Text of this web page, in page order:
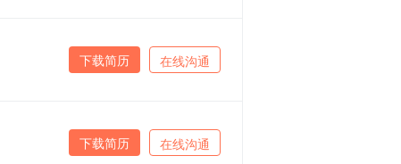
在线沟通
下载简历
在线沟通
下载简历